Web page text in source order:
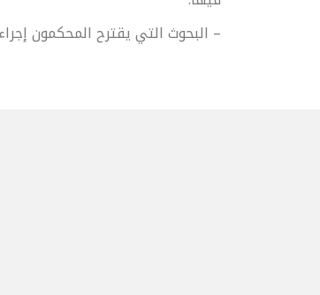
– البحوث التي يقترح المحكمون